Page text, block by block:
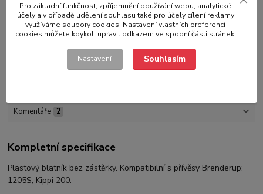
Kompletní specifikace
Komentáře 2
Kompletní specifikace
Plastový blatník bez zástěrky. Kompatibilní s přívěsy Brenderup:
1205S, Kippi 200.
Pro základní funkčnost, zpříjemnění používání webu, analytické
účely a v případě udělení souhlasu také pro účely cílení reklamy
využíváme soubory cookies. Nastavení vlastních preferencí
cookies můžete kdykoli upravit odkazem ve spodní části stránek.
Nastavení Souhlasím